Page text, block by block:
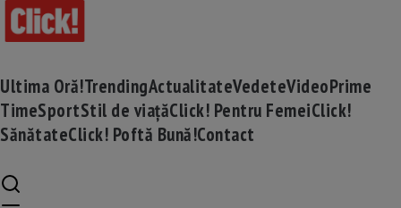
Ultima Oră!TrendingActualitateVedeteVideoPrime
TimeSportStil de viațăClick! Pentru FemeiClick!
SănătateClick! Poftă Bună!Contact